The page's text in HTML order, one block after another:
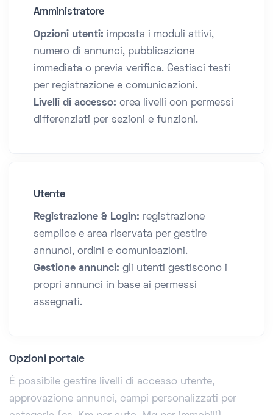
Amministratore
Opzioni utenti: imposta i moduli attivi,
numero di annunci, pubblicazione
immediata o previa verifica. Gestisci testi
per registrazione e comunicazioni.
Livelli di accesso: crea livelli con permessi
differenziati per sezioni e funzioni.
Utente
Registrazione & Login: registrazione
semplice e area riservata per gestire
annunci, ordini e comunicazioni.
Gestione annunci: gli utenti gestiscono i
propri annunci in base ai permessi
assegnati.
Opzioni portale
È possibile gestire livelli di accesso utente,
approvazione annunci, campi personalizzati per